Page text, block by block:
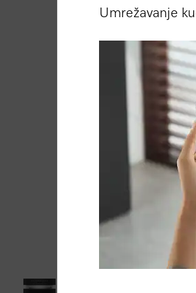
Umrežavanje